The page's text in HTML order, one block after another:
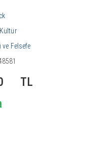
ve Felsefe
TL